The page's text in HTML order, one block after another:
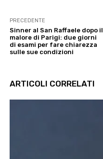
PRECEDENTE
Sinner al San Raffaele dopo il
malore di Parigi: due giorni
di esami per fare chiarezza
sulle sue condizioni
ARTICOLI CORRELATI